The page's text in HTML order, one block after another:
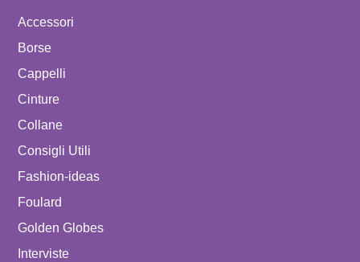
Accessori
Borse
Cappelli
Cinture
Collane
Consigli Utili
Fashion-ideas
Foulard
Golden Globes
Interviste